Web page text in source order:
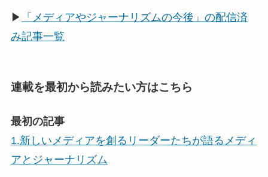
▶
「メディアやジャーナリズムの今後」の配信済
み記事一覧
連載を最初から読みたい方はこちら
最初の記事
1.新しいメディアを創るリーダーたちが語るメディ
アとジャーナリズム